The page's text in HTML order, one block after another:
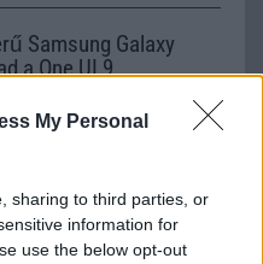
My Personal
sharing to third parties, or
information for
use the below opt-out
Samsung Galaxy
a One UI 9
kezelőfelületet hoz,
és középkategóriás
az út vége.